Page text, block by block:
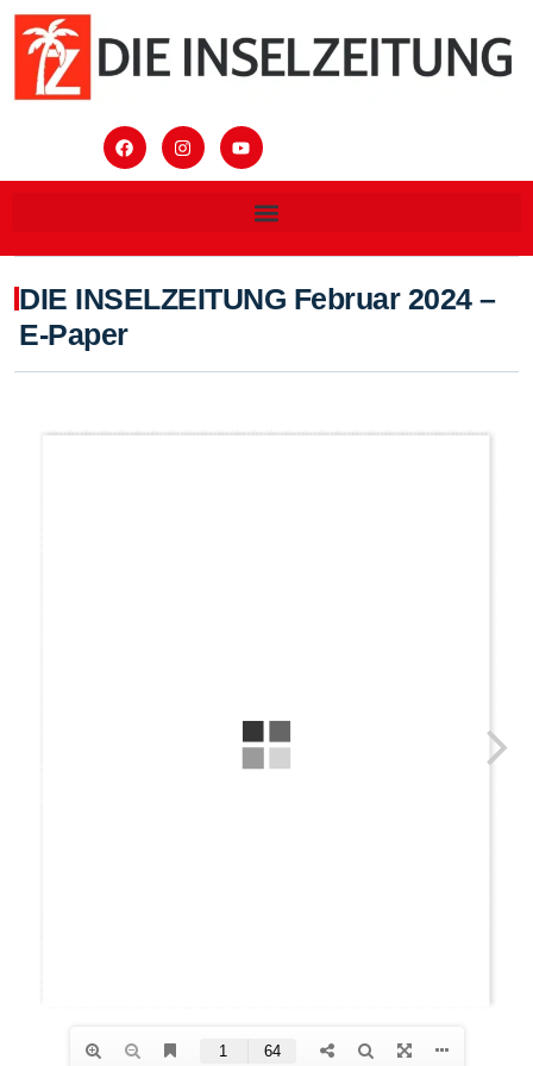
DIE INSELZEITUNG Februar 2024 –
E-Paper